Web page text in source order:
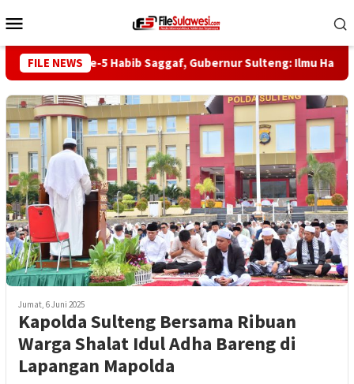
ke
Mobile
FILE NEWS
Haul ke-5 Habib Saggaf, Gubernur Sulteng: Ilmu Harus Jadi
Jumat, 6 Juni 2025
Kapolda Sulteng Bersama Ribuan
Warga Shalat Idul Adha Bareng di
Lapangan Mapolda